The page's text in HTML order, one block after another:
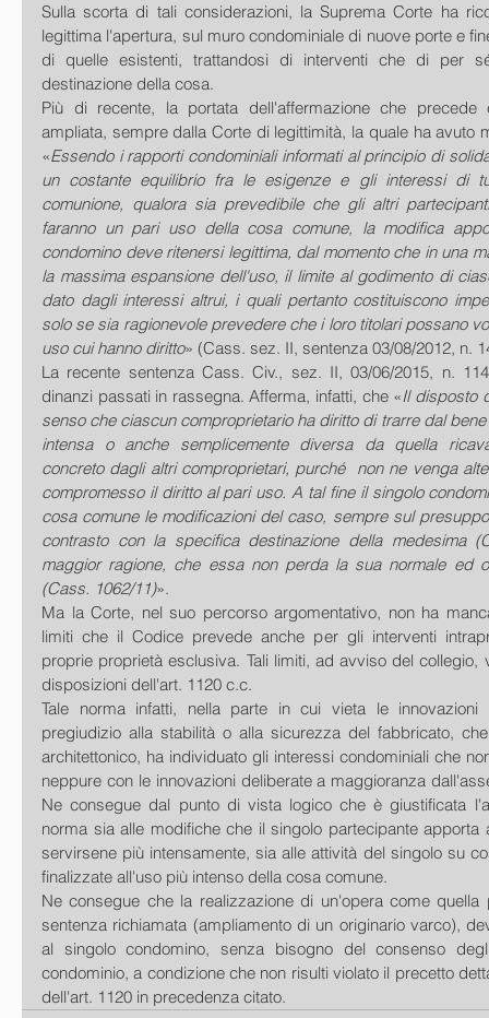
Sulla scorta di tali considerazioni, la Suprema Corte ha
legittima l'apertura, sul muro condominiale di nuove porte e
di quelle esistenti, trattandosi di interventi che di per
destinazione della cosa.
Più di recente, la portata dell'affermazione che precede
ampliata, sempre dalla Corte di legittimità, la quale ha avuto
«Essendo i rapporti condominiali informati al principio di
un costante equilibrio fra le esigenze e gli interessi di
comunione, qualora sia prevedibile che gli altri
faranno un pari uso della cosa comune, la modifica
condomino deve ritenersi legittima, dal momento che in una
la massima espansione dell'uso, il limite al godimento di
dato dagli interessi altrui, i quali pertanto costituiscono
solo se sia ragionevole prevedere che i loro titolari possano
uso cui hanno diritto» (Cass. sez. II, sentenza 03/08/2012, n.
La recente sentenza Cass. Civ., sez. II, 03/06/2015, n.
dinanzi passati in rassegna. Afferma, infatti, che «Il disposto
senso che ciascun comproprietario ha diritto di trarre dal
intensa o anche semplicemente diversa da quella
concreto dagli altri comproprietari, purché  non ne venga
compromesso il diritto al pari uso. A tal fine il singolo
cosa comune le modificazioni del caso, sempre sul
contrasto con la specifica destinazione della medesima
maggior ragione, che essa non perda la sua normale ed
(Cass. 1062/11)».
Ma la Corte, nel suo percorso argomentativo, non ha
limiti che il Codice prevede anche per gli interventi
proprie proprietà esclusiva. Tali limiti, ad avviso del collegio,
disposizioni dell'art. 1120 c.c.
Tale norma infatti, nella parte in cui vieta le innovazioni
pregiudizio alla stabilità o alla sicurezza del fabbricato,
architettonico, ha individuato gli interessi condominiali che
neppure con le innovazioni deliberate a maggioranza
Ne consegue dal punto di vista logico che è giustificata
norma sia alle modifiche che il singolo partecipante apporta
servirsene più intensamente, sia alle attività del singolo su
finalizzate all'uso più intenso della cosa comune.
Ne consegue che la realizzazione di un'opera come
sentenza richiamata (ampliamento di un originario varco),
al singolo condomino, senza bisogno del consenso
condominio, a condizione che non risulti violato il precetto
dell'art. 1120 in precedenza citato.